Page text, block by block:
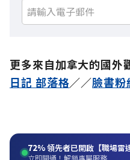
更多來自加拿大的國外
日記 部落格／／臉書粉
72%領先者已開啟【職場雷